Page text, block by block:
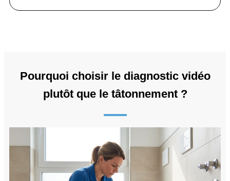
Pourquoi choisir le diagnostic vidéo
plutôt que le tâtonnement ?